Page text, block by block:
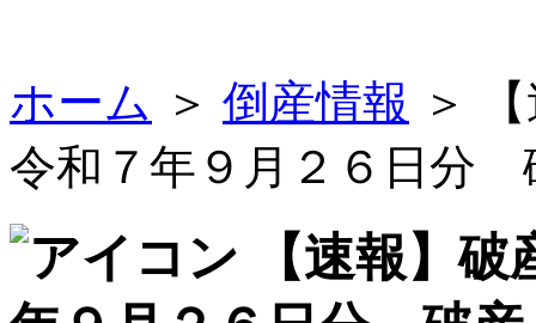
ホーム ＞ 倒産情報 ＞
令和７年９月２６日分
【速報】